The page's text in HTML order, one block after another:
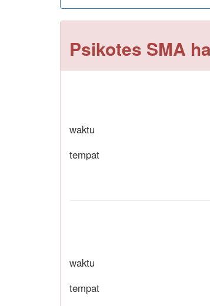
Psikotes SMA
waktu
tempat
waktu
tempat